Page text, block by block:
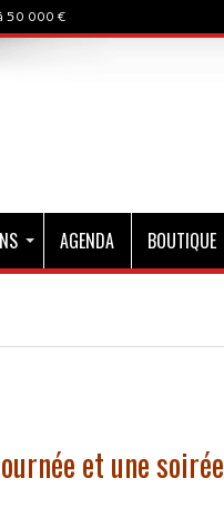
50 000 €
AGENDA BOUTIQUE
et une soirée